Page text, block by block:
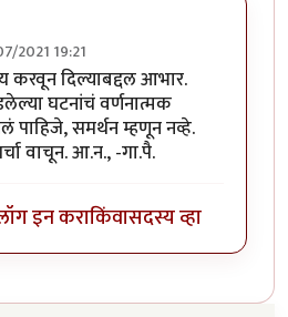
2021 19:21
करवून दिल्याबद्दल आभार.
घटनांचं वर्णनात्मक
पाहिजे, समर्थन म्हणून नव्हे.
वाचून. आ.न., -गा.पै.
इन कराकिंवासदस्य व्हा